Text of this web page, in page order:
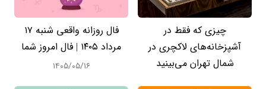
چیزی که فقط در
آشپزخانه‌های لاکچری در
شمال تهران می‌بینید
فال روزانه واقعی شنبه ۱۷
مرداد ۱۴۰۵ | فال امروز شما
۱۴۰۵/۰۵/۱۶